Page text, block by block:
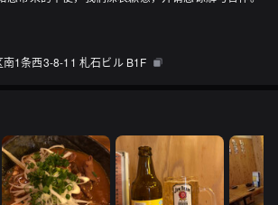
1条西3-8-11 札石ビル B1F